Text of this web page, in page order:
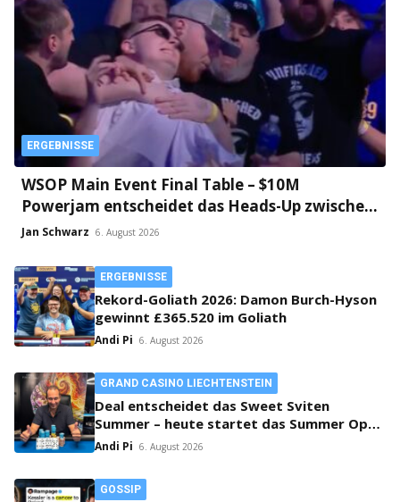
ERGEBNISSE
WSOP Main Event Final Table – $10M
Powerjam entscheidet das Heads-Up zwischen
Jumalon und Saaskilahti!
Jan Schwarz 6. August 2026
ERGEBNISSE
Rekord-Goliath 2026: Damon Burch-Hyson
gewinnt £365.520 im Goliath
Andi Pi 6. August 2026
GRAND CASINO LIECHTENSTEIN
Deal entscheidet das Sweet Sviten
Summer – heute startet das Summer Open
Bounty
Andi Pi 6. August 2026
GOSSIP